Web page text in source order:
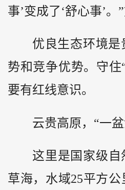
事’变成了‘舒心事’。
优良生态环境
势和竞争优势。守
要有红线意识。
云贵高原，“一
这里是国家级
草海，水域25平方